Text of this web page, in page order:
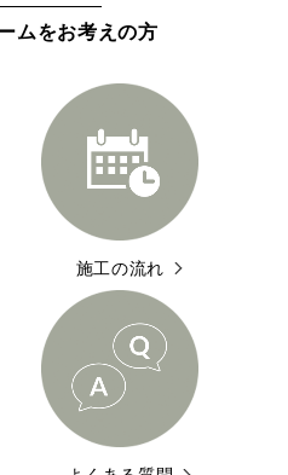
ムをお考えの方
施工の流れ